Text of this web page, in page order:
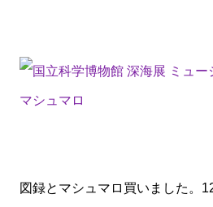
図録とマシュマロ買いました。